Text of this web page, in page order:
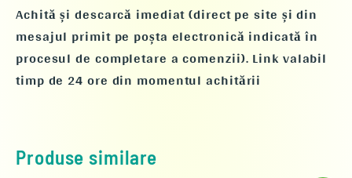
Achită și descarcă imediat (direct pe site și din
mesajul primit pe poșta electronică indicată în
procesul de completare a comenzii). Link valabil
timp de 24 ore din momentul achitării
Produse similare